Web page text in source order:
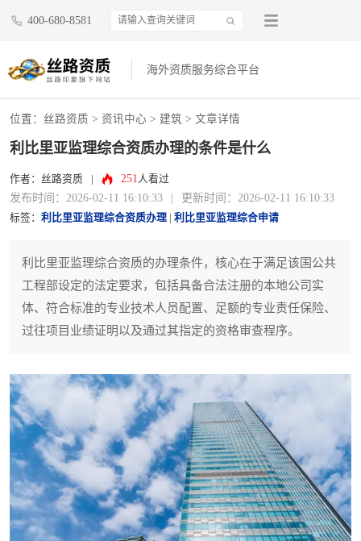
400-680-8581
海外资质服务综合平台
位置： 丝路资质 > 资讯中心 > 建筑 > 文章详情
利比里亚监理综合资质办理的条件是什么
作者：丝路资质 251人看过
发布时间：2026-02-11 16:10:33 更新时间：2026-02-11 16:10:33
标签： 利比里亚监理综合资质办理 利比里亚监理综合申请
利比里亚监理综合资质的办理条件，核心在于满足该国公共
工程部设定的法定要求，包括具备合法注册的本地公司实
体、符合标准的专业技术人员配置、足额的专业责任保险、
过往项目业绩证明以及通过其指定的资格审查程序。